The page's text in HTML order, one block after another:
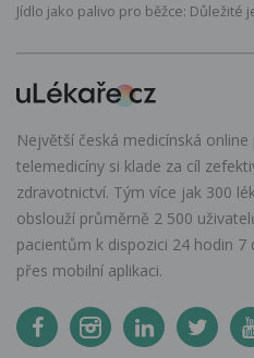
Jídlo jako palivo pro běžce: Důležité
Největší česká medicínská
telemedicíny si klade za cíl
zdravotnictví. Tým více jak 300
obslouží průměrně 2 500
pacientům k dispozici 24 hodin
přes mobilní aplikaci.